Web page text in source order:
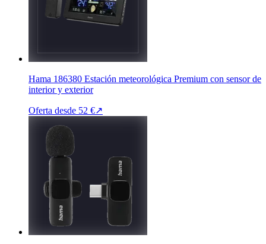
Hama 186380 Estación meteorológica Premium con sensor de
interior y exterior
Oferta desde 52 €↗